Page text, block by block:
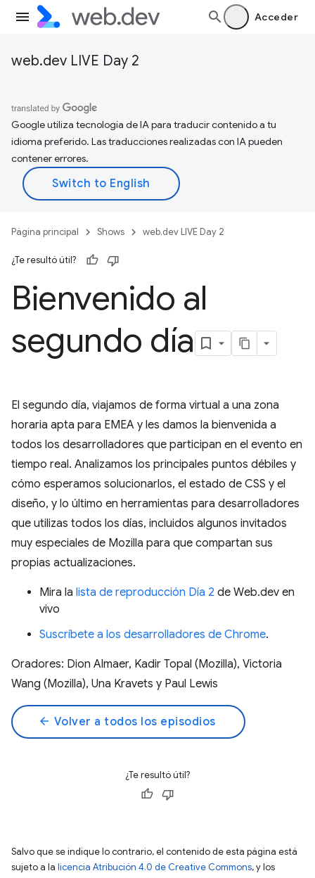
Acceder
web.dev LIVE Day 2
Google utiliza tecnología de IA para traducir contenido a tu
idioma preferido. Las traducciones realizadas con IA pueden
contener errores.
Página principal Shows web.dev LIVE Day 2
¿Te resultó útil?
Bienvenido al
segundo día
El segundo día, viajamos de forma virtual a una zona
horaria apta para EMEA y les damos la bienvenida a
todos los desarrolladores que participan en el evento en
tiempo real. Analizamos los principales puntos débiles y
cómo esperamos solucionarlos, el estado de CSS y el
diseño, y lo último en herramientas para desarrolladores
que utilizas todos los días, incluidos algunos invitados
muy especiales de Mozilla para que compartan sus
propias actualizaciones.
Mira la lista de reproducción Día 2 de Web.dev en
vivo
Suscríbete a los desarrolladores de Chrome.
Oradores: Dion Almaer, Kadir Topal (Mozilla), Victoria
Wang (Mozilla), Una Kravets y Paul Lewis
arrow_back Volver a todos los episodios
¿Te resultó útil?
Salvo que se indique lo contrario, el contenido de esta página está
sujeto a la licencia Atribución 4.0 de Creative Commons, y los